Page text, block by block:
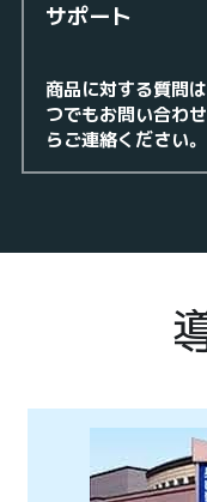
サポート
商品に対する質問
つでもお問い合わ
らご連絡ください。